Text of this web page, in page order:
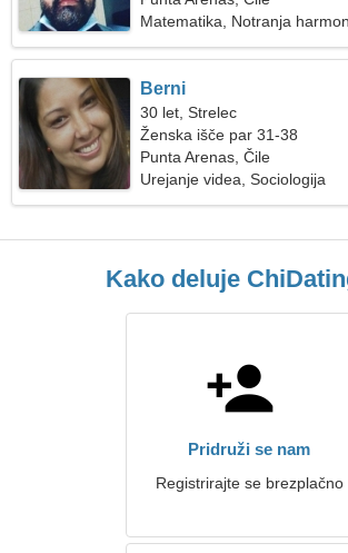
Matematika, Notranja
Berni
30 let, Strelec
Ženska išče par 31-38
Punta Arenas, Čile
Urejanje videa, Sociologija
Kako deluje
Pridruži se nam
Registrirajte se brezplačno